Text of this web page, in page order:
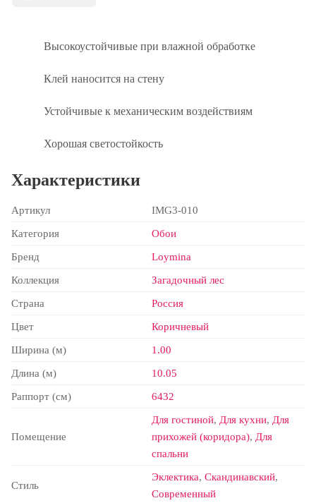
Характеристики
Артикул IMG3-010
Категория Обои
Бренд Loymina
Коллекция Загадочный лес
Страна Россия
Цвет Коричневый
Ширина (м) 1.00
Длина (м) 10.05
Раппорт (см) 6432
Помещение
Для гостиной, Для кухни, Для
прихожей (коридора), Для
спальни
Стиль
Эклектика, Скандинавский,
Современный
Высокоустойчивые при влажной обработке
Клей наносится на стену
Устойчивые к механическим воздействиям
Хорошая светостойкость